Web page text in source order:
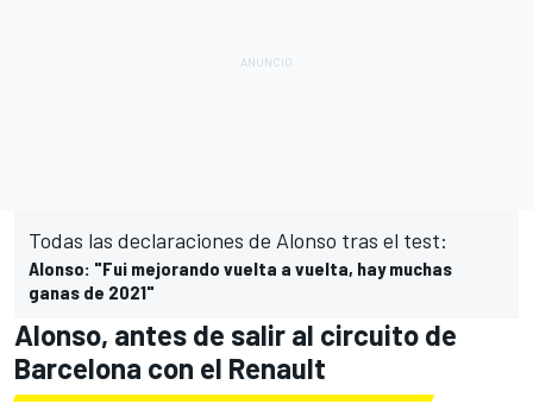
Todas las declaraciones de Alonso tras el test:
Alonso: "Fui mejorando vuelta a vuelta, hay muchas
ganas de 2021"
Alonso, antes de salir al circuito de
Barcelona con el Renault